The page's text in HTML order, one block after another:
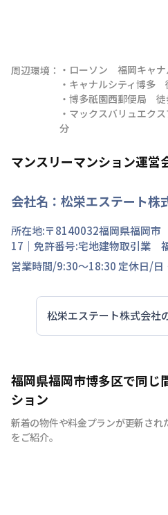
周辺環境： ・ローソン　福岡キャ
・キャナルシティ博多
・博多祇園西郵便局　
・マックスバリュエク
分
マンスリーマンション運営
会社名： 松栄エステート株
所在地:〒8140032福岡県福岡市
17 ｜免許番号:宅地建物取引業
営業時間/9:30～18:30 定休日/日
松栄エステート株式会社
福岡県福岡市博多区で同じ
ション
新着の物件や料金プランが更新され
をご紹介。